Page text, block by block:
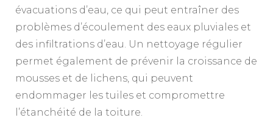
évacuations d’eau, ce qui peut entraîner des
problèmes d’écoulement des eaux pluviales et
des infiltrations d’eau. Un nettoyage régulier
permet également de prévenir la croissance de
mousses et de lichens, qui peuvent
endommager les tuiles et compromettre
l’étanchéité de la toiture.